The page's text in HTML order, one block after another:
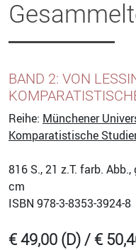
BAND 2: VON
Reihe: Münchener
Komparatistische
816 S., 21 z.T. farb.
cm
ISBN 978-3-8353-3924-8
€ 49,00 (D) / €